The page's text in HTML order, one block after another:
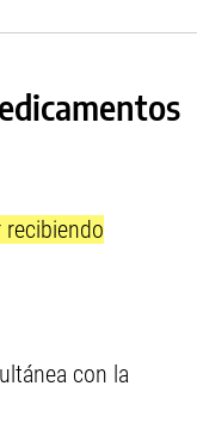
recibiendo
con la